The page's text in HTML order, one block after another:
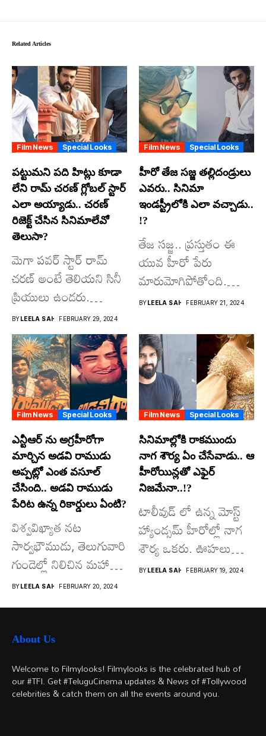
Related Articles
Film News Special Looks
ప‌ట్టుమ‌ని ప‌ది హిట్లు కూడా
లేని రామ్ చ‌ర‌ణ్ గ్లోబ‌ల్ స్టార్
ఎలా అయ్యాడు.. చ‌ర‌ణ్
రిజెక్ట్ చేసిన సినిమాలేవో
తెలుసా?
మెగా ప‌వ‌ర్ స్టార్ రామ్
చ‌ర‌ణ్ అంటే తెలియ‌ని సినీ
ప్రియులు ఉండ‌రు.
సామాన్యుడి నుంచి...
BYLEELA SAI FEBRUARY 29, 2024
Film News Special Looks
హీరో తేజ స‌జ్జ త‌ల్లిదండ్రులు
ఎవ‌రు.. సినిమా
ఇండ‌స్ట్రీలోకి ఎలా వ‌చ్చాడు..
!?
తేజ స‌జ్జ‌.. ప్ర‌స్తుతం ఈ
యువ హీరో పేరు
మారుమోగిపోతోంది.
2024లో సంక్రాంతి
BYLEELA SAI FEBRUARY 21, 2024
Film News Special Looks
ఎన్టీఆర్ ను అగ్ర‌హీరోగా
మార్చిన అడ‌వి రాముడు
అప్ప‌ట్లో ఎంత వ‌సూల్
చేసింది.. అడవి రాముడు
పేరిట ఉన్న రికార్డులు ఏంటి?
విశ్వవిఖ్యాత నట
సార్వభౌముడు, తెలుగువారి
గుండెల్లో నిలిచిన మహా
నేత స్వర్గీయ నందమూరి
తారక రామారావు...
BYLEELA SAI FEBRUARY 20, 2024
Film News Special Looks
సినిమాల్లోకి రాక‌ముందు
నాగ శౌర్య ఏం చేసేవాడు.. ఆ
హీరోయిన్ల‌తో ఎఫైర్‌
నిజ‌మేనా..!?
టాలీవుడ్ లో ఉన్న మోస్ట్
హ్యాండ్స‌మ్ హీరోల్లో నాగ
శౌర్య ఒక‌రు. ఊహలు
గుసగుసలాడే సినిమాతో...
BYLEELA SAI FEBRUARY 19, 2024
About Us
Welcome to Filmylooks! Filmylooks is the celebrated hub of
our #TFI. Get #TeluguCinema updates & News of #Tollywood
celebrities & catch them on all the events around you.